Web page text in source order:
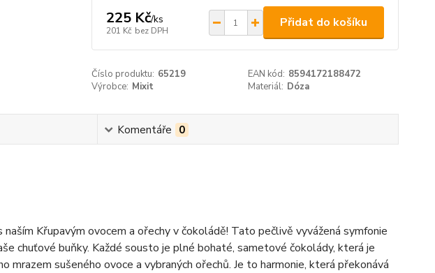
225 Kč/ks
201 Kč bez DPH
Přidat do košíku
Číslo produktu: 65219 EAN kód: 8594172188472
Výrobce: Mixit Materiál: Dóza
Komentáře 0
Křupavým ovocem a ořechy v čokoládě! Tato pečlivě vyvážená symfonie
chuťové buňky. Každé sousto je plné bohaté, sametové čokolády, která je
mrazem sušeného ovoce a vybraných ořechů. Je to harmonie, která překonává